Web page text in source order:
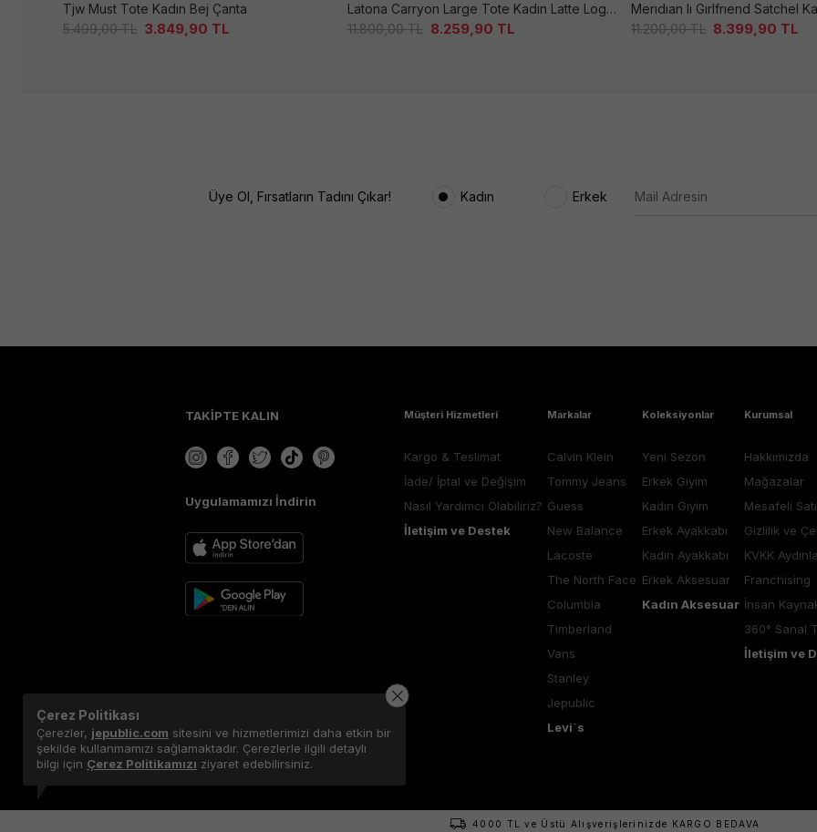
Tjw Must Tote Kadın Bej Çanta
5.499,00TL 3.849,90 TL
Latona Carryon Large Tote Kadın Latte Logo Çanta
11.800,00TL 8.259,90 TL
11.200,00TL 8.399,90 TL
Üye Ol, Fırsatların Tadını Çıkar! Kadın Erkek
TAKİPTE KALIN
Uygulamamızı İndirin
Müşteri Hizmetleri
Kargo & Teslimat
İade/ İptal ve Değişim
Nasıl Yardımcı Olabiliriz?
İletişim ve Destek
Markalar
Calvin Klein
Tommy Jeans
Guess
New Balance
Lacoste
The North Face
Columbia
Timberland
Vans
Stanley
Jepublic
Levi`s
Koleksiyonlar
Yeni Sezon
Erkek Giyim
Kadın Giyim
Erkek Ayakkabı
Kadın Ayakkabı
Erkek Aksesuar
Kadın Aksesuar
Kurumsal
Hakkımızda
Mağazalar
Mesafeli
Gizlilik ve
KVKK
Franchising
İnsan
360° Sanal
İletişim ve
4000 TL ve Üstü Alışverişlerinizde KARGO BEDAVA
Çerez Politikası
Çerezler, jepublic.com sitesini ve hizmetlerimizi daha etkin bir
şekilde kullanmamızı sağlamaktadır. Çerezlerle ilgili detaylı
bilgi için Çerez Politikamızı ziyaret edebilirsiniz.